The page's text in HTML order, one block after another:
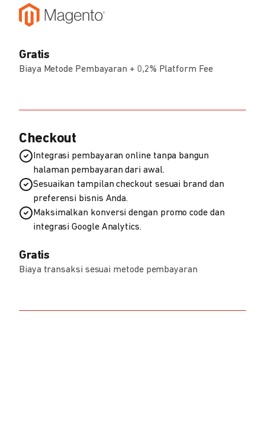
Gratis
Biaya Metode Pembayaran + 0,2% Platform Fee
Checkout
Integrasi pembayaran online tanpa bangun
halaman pembayaran dari awal.
Sesuaikan tampilan checkout sesuai brand dan
preferensi bisnis Anda.
Maksimalkan konversi dengan promo code dan
integrasi Google Analytics.
Gratis
Biaya transaksi sesuai metode pembayaran